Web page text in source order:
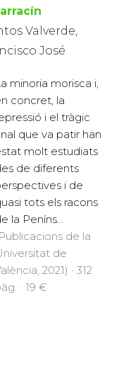
Valverde,
José
minoria morisca i,
concret, la
i el tràgic
que va patir han
molt estudiats
de diferents
i de
tots els racons
la Peníns...
de la
de
2021) · 312
· 19 €